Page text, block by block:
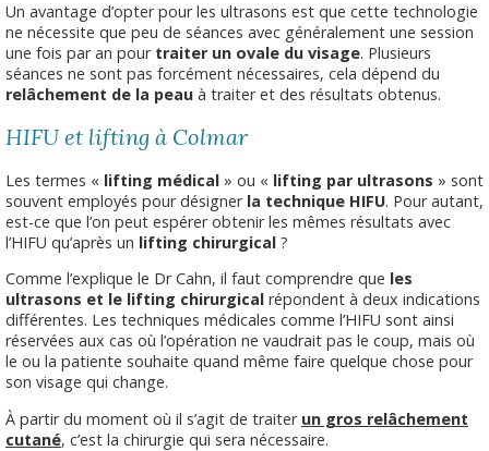
Un avantage d’opter pour les ultrasons est que cette technologie
ne nécessite que peu de séances avec généralement une session
une fois par an pour traiter un ovale du visage. Plusieurs
séances ne sont pas forcément nécessaires, cela dépend du
relâchement de la peau à traiter et des résultats obtenus.
HIFU et lifting à Colmar
Les termes « lifting médical » ou « lifting par ultrasons » sont
souvent employés pour désigner la technique HIFU. Pour autant,
est-ce que l’on peut espérer obtenir les mêmes résultats avec
l’HIFU qu’après un lifting chirurgical ?
Comme l’explique le Dr Cahn, il faut comprendre que les
ultrasons et le lifting chirurgical répondent à deux indications
différentes. Les techniques médicales comme l’HIFU sont ainsi
réservées aux cas où l’opération ne vaudrait pas le coup, mais où
le ou la patiente souhaite quand même faire quelque chose pour
son visage qui change.
À partir du moment où il s’agit de traiter un gros relâchement
cutané, c’est la chirurgie qui sera nécessaire.